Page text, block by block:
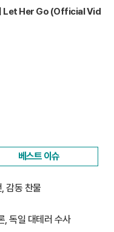
Let Her Go (Official Vid
베스트 이슈
감동 찬물
, 독일 대테러 수사